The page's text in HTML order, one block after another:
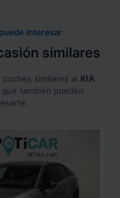
interesar
similares
similares al KIA
también pueden